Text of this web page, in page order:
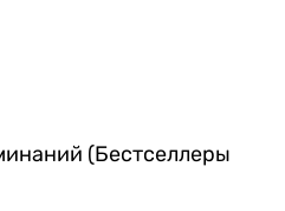
(Бестселлеры